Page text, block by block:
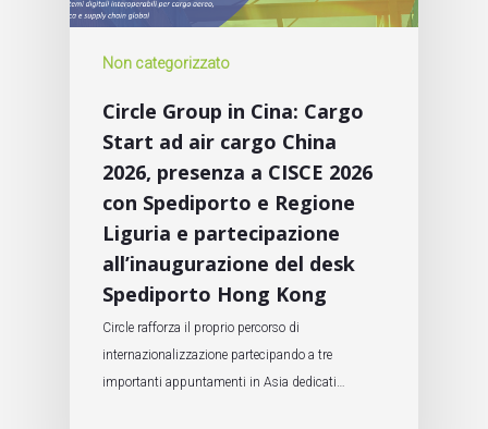
Non categorizzato
Circle Group in Cina: Cargo
Start ad air cargo China
2026, presenza a CISCE 2026
con Spediporto e Regione
Liguria e partecipazione
all’inaugurazione del desk
Spediporto Hong Kong
Circle rafforza il proprio percorso di
internazionalizzazione partecipando a tre
importanti appuntamenti in Asia dedicati…